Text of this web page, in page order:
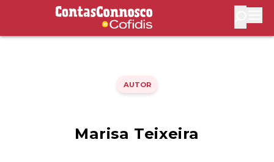
Contas Connosco by Cofidis
AUTOR
Marisa Teixeira